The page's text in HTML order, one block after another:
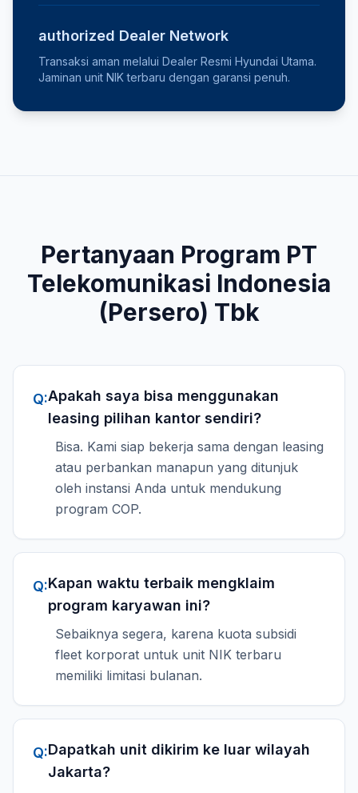
authorized Dealer Network
Transaksi aman melalui Dealer Resmi Hyundai Utama.
Jaminan unit NIK terbaru dengan garansi penuh.
Pertanyaan Program PT
Telekomunikasi Indonesia
(Persero) Tbk
Q:Apakah saya bisa menggunakan
leasing pilihan kantor sendiri?
Bisa. Kami siap bekerja sama dengan leasing
atau perbankan manapun yang ditunjuk
oleh instansi Anda untuk mendukung
program COP.
Q:Kapan waktu terbaik mengklaim
program karyawan ini?
Sebaiknya segera, karena kuota subsidi
fleet korporat untuk unit NIK terbaru
memiliki limitasi bulanan.
Q:Dapatkah unit dikirim ke luar wilayah
Jakarta?